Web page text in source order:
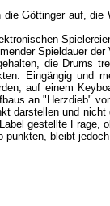
Göttinger auf,
Spieldauer der
die Drums
Eingängig und
auf einem
an "Herzdieb"
darstellen und
gestellte Frage,
bleibt